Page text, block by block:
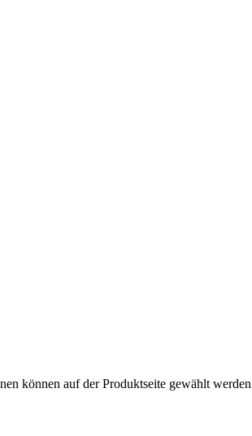
können auf der Produktseite gewählt werden